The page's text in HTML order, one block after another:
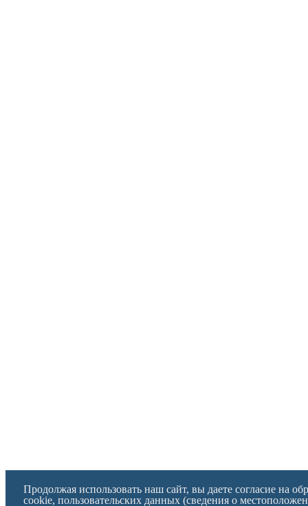
Продолжая использовать наш сайт, вы даете согласие на
cookie, пользовательских данных (сведения о